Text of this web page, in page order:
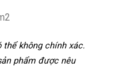
không chính xác.
phẩm được nêu